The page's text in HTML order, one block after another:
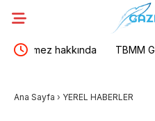
TBMM Genel Kurulu…
Ana Sayfa › YEREL HABERLER